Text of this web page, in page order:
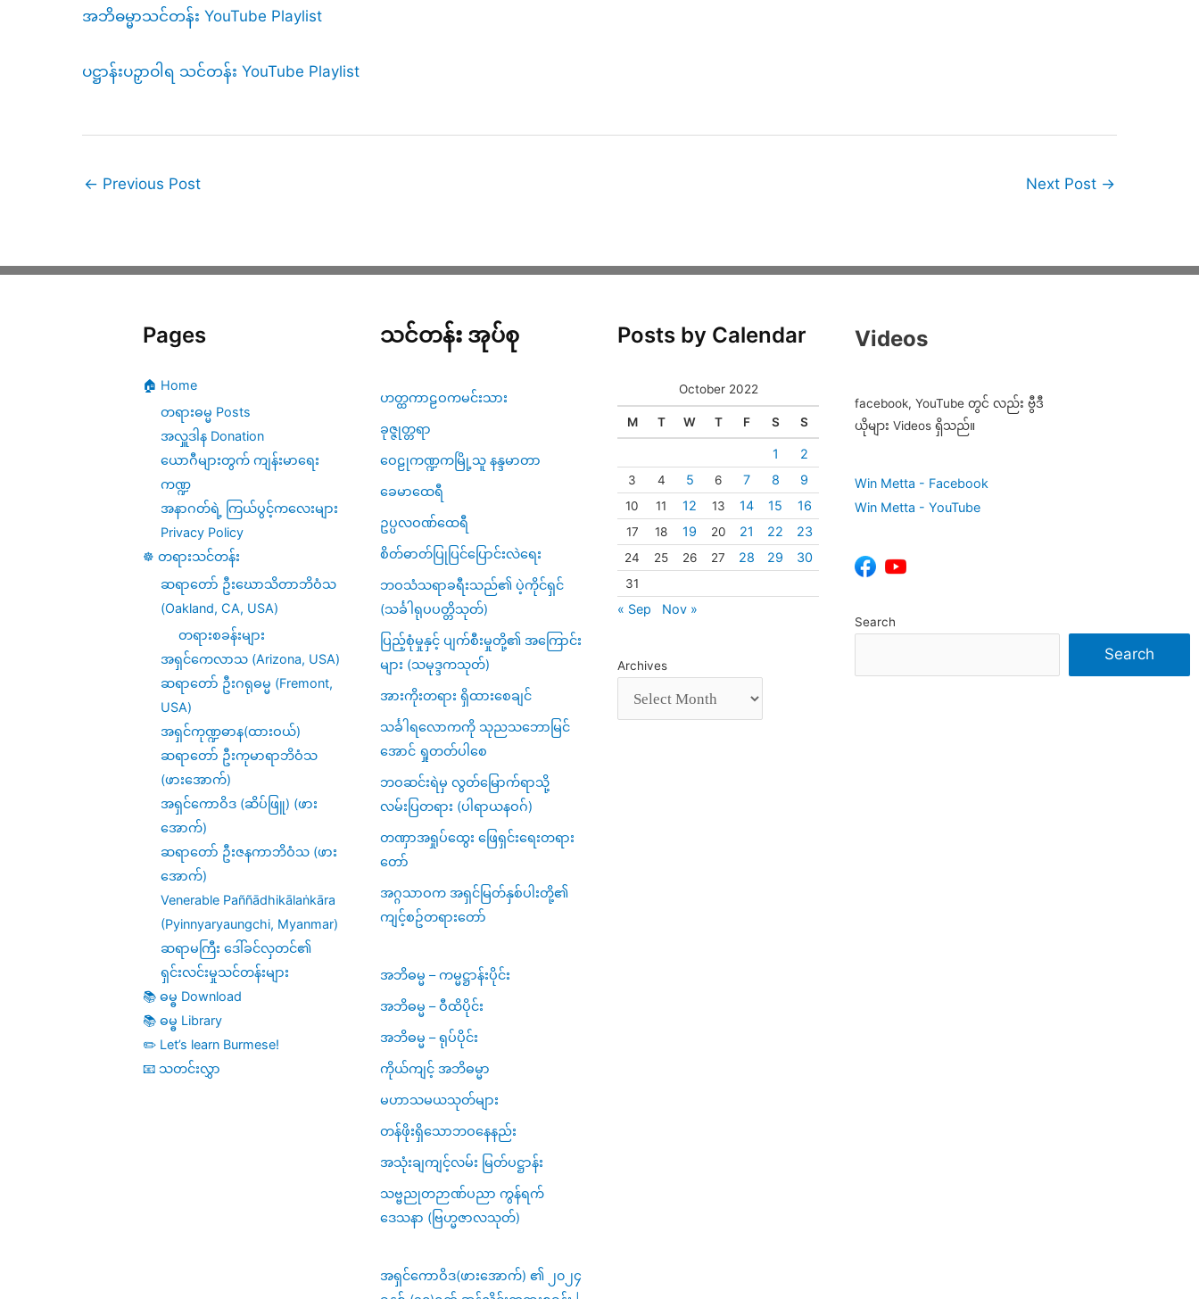
အဘိဓမ္မာသင်တန်း YouTube Playlist
ပဋ္ဌာန်းပဉှာဝါရ သင်တန်း YouTube Playlist
← Previous Post Next Post →
Pages
🏠 Home
တရားဓမ္မ Posts
အလှူဒါန Donation
ယောဂီများတွက် ကျန်းမာရေး
ကဏ္ဍ
အနာဂတ်ရဲ့ ကြယ်ပွင့်ကလေးများ
Privacy Policy
☸️ တရားသင်တန်း
ဆရာတော် ဦးဃောသိတာဘိဝံသ
(Oakland, CA, USA)
တရားစခန်းများ
အရှင်ကေလာသ (Arizona, USA)
ဆရာတော် ဦးဂရုဓမ္မ (Fremont,
USA)
အရှင်ကုဏ္ဍဓာန(ထားဝယ်)
ဆရာတော် ဦးကုမာရာဘိဝံသ
(ဖားအောက်)
အရှင်ကောဝိဒ (ဆိပ်ဖြူ) (ဖား
အောက်)
ဆရာတော် ဦးဇနကာဘိဝံသ (ဖား
အောက်)
Venerable Paññādhikālaṅkāra
(Pyinnyaryaungchi, Myanmar)
ဆရာမကြီး ဒေါ်ခင်လှတင်၏
ရှင်းလင်းမှုသင်တန်းများ
📚 ဓမ္ဓ Download
📚 ဓမ္ဓ Library
✏️ Let’s learn Burmese!
📧 သတင်းလွှာ
သင်တန်း အုပ်စု
ဟတ္ထကာဠဝကမင်းသား
ခုဇ္ဇုတ္တရာ
ဝေဠုကဏ္ဍကမြို့သူ နန္ဒမာတာ
ခေမာထေရီ
ဥပ္ပလဝဏ်ထေရီ
စိတ်ဓာတ်ပြုပြင်ပြောင်းလဲရေး
ဘဝသံသရာခရီးသည်၏ ပဲ့ကိုင်ရှင်
(သင်္ခါရုပပတ္တိသုတ်)
ပြည့်စုံမှုနှင့် ပျက်စီးမှုတို့၏ အကြောင်း
များ (သမုဒ္ဒကသုတ်)
အားကိုးတရား ရှိထားစေချင်
သင်္ခါရလောကကို သုညသဘောမြင်
အောင် ရှုတတ်ပါစေ
ဘဝဆင်းရဲမှ လွတ်မြောက်ရာသို့
လမ်းပြတရား (ပါရာယနဝဂ်)
တဏှာအရှုပ်ထွေး ဖြေရှင်းရေးတရား
တော်
အဂ္ဂသာဝက အရှင်မြတ်နှစ်ပါးတို့၏
ကျင့်စဥ်တရားတော်
အဘိဓမ္မ – ကမ္မဋ္ဌာန်းပိုင်း
အဘိဓမ္မ – ဝီထိပိုင်း
အဘိဓမ္မ – ရုပ်ပိုင်း
ကိုယ်ကျင့် အဘိဓမ္မာ
မဟာသမယသုတ်များ
တန်ဖိုးရှိသောဘဝနေနည်း
အသုံးချကျင့်လမ်း မြတ်ပဋ္ဌာန်း
သဗ္ဗညုတဉာဏ်ပညာ ကွန်ရက်
ဒေသနာ (ဗြဟ္မဇာလသုတ်)
အရှင်ကောဝိဒ(ဖားအောက်) ၏ ၂၀၂၄
Posts by Calendar
October 2022
M T W T F S S
1 2
3 4 5 6 7 8 9
10 11 12 13 14 15 16
17 18 19 20 21 22 23
24 25 26 27 28 29 30
31
« Sep Nov »
Archives
Videos
facebook, YouTube တွင် လည်း ဗွီဒီ
ယိုများ Videos ရှိသည်။
Win Metta - Facebook
Win Metta - YouTube
Search
Search